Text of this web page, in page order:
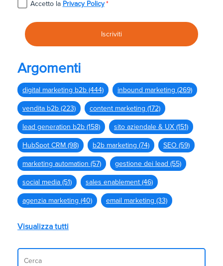
Accetto la Privacy Policy *
Argomenti
digital marketing b2b (444) inbound marketing (269)
vendita b2b (223) content marketing (172)
lead generation b2b (158) sito aziendale & UX (151)
HubSpot CRM (98) b2b marketing (74) SEO (59)
marketing automation (57) gestione dei lead (55)
social media (51) sales enablement (46)
agenzia marketing (40) email marketing (33)
Visualizza tutti